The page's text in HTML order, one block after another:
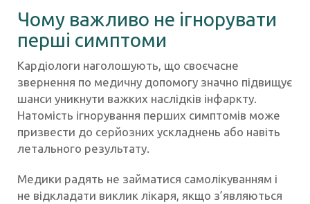
Чому важливо не ігнорувати
перші симптоми
Кардіологи наголошують, що своєчасне
звернення по медичну допомогу значно підвищує
шанси уникнути важких наслідків інфаркту.
Натомість ігнорування перших симптомів може
призвести до серйозних ускладнень або навіть
летального результату.
Медики радять не займатися самолікуванням і
не відкладати виклик лікаря, якщо з’являються